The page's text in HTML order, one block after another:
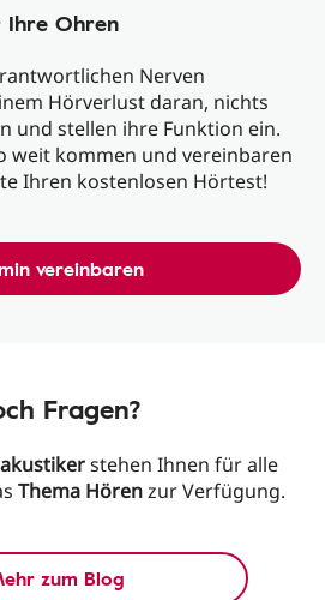
Ohren
Nerven
Hörverlust daran, nichts
und stellen ihre Funktion ein.
weit kommen und vereinbaren
Ihren kostenlosen Hörtest!
vereinbaren
Fragen?
stehen Ihnen für alle
Thema Hörenzur Verfügung.
zum Blog